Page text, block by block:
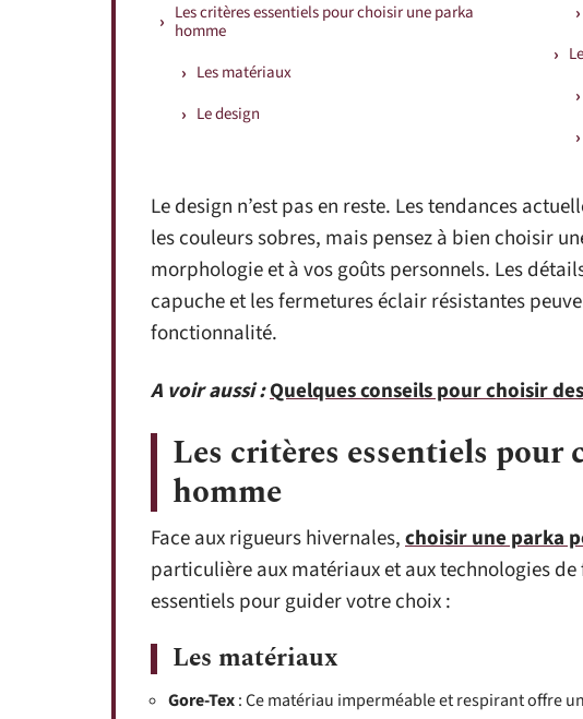
Les critères essentiels pour choisir une parka
homme
Les matériaux
Le design
Le design n’est pas en reste. Les tendances
les couleurs sobres, mais pensez à bien choisir
morphologie et à vos goûts personnels. Les
capuche et les fermetures éclair résistantes
fonctionnalité.
A voir aussi :Quelques conseils pour choisir
Les critères essentiels
homme
Face aux rigueurs hivernales,choisir une parka
particulière aux matériaux et aux technologies
essentiels pour guider votre choix :
Les matériaux
Gore-Tex: Ce matériau imperméable et respirant offre